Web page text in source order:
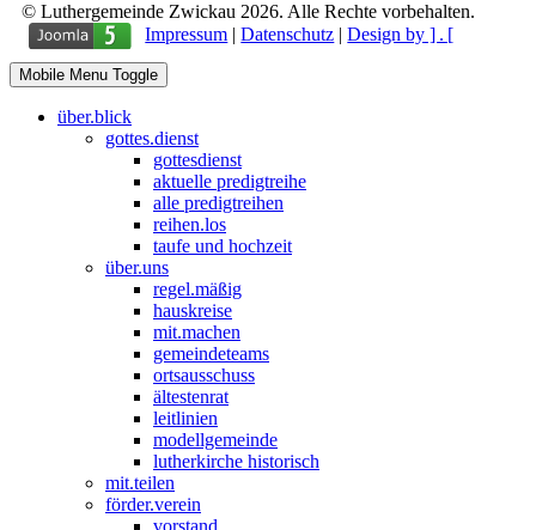
© Luthergemeinde Zwickau 2026. Alle Rechte vorbehalten.
Impressum |Datenschutz |Design by ] . [
Mobile Menu Toggle
über.blick
gottes.dienst
gottesdienst
aktuelle predigtreihe
alle predigtreihen
reihen.los
taufe und hochzeit
über.uns
regel.mäßig
hauskreise
mit.machen
gemeindeteams
ortsausschuss
ältestenrat
leitlinien
modellgemeinde
lutherkirche historisch
mit.teilen
förder.verein
vorstand